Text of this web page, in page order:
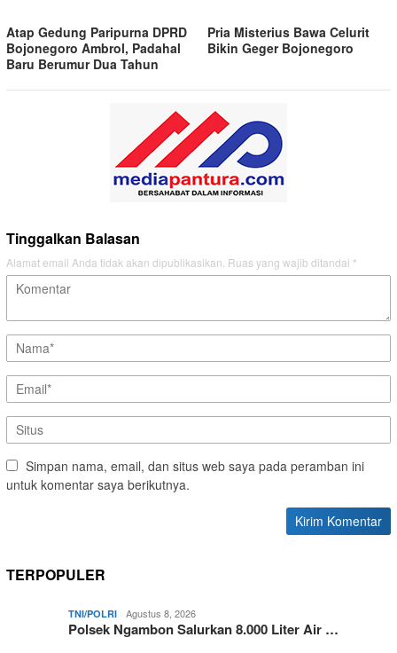
Atap Gedung Paripurna DPRD
Bojonegoro Ambrol, Padahal
Baru Berumur Dua Tahun
Pria Misterius Bawa Celurit
Bikin Geger Bojonegoro
Tinggalkan Balasan
Alamat email Anda tidak akan dipublikasikan. Ruas yang wajib ditandai *
Simpan nama, email, dan situs web saya pada peramban ini
untuk komentar saya berikutnya.
TERPOPULER
TNI/POLRI Agustus 8, 2026
Polsek Ngambon Salurkan 8.000 Liter Air …